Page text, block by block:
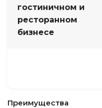
гостиничном и
ресторанном
бизнесе
Преимущества